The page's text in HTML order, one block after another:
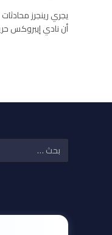
يجري رينجرز
أن نادي إيبروكس